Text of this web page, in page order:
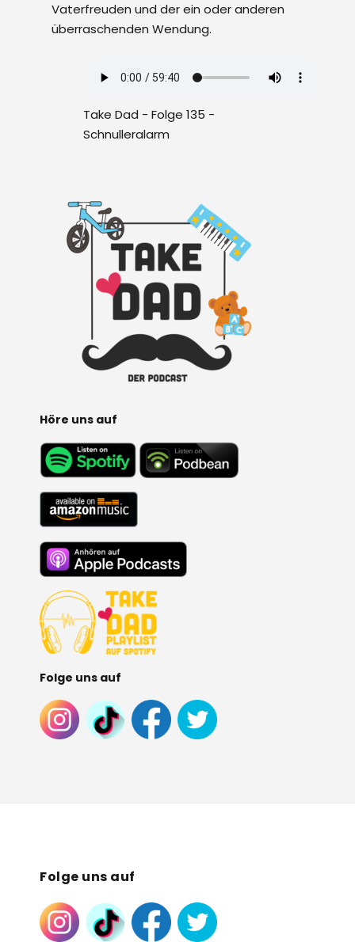
Vaterfreuden und der ein oder anderen
überraschenden Wendung.
Take Dad - Folge 135 -
Schnulleralarm
Höre uns auf
Folge uns auf
Folge uns auf